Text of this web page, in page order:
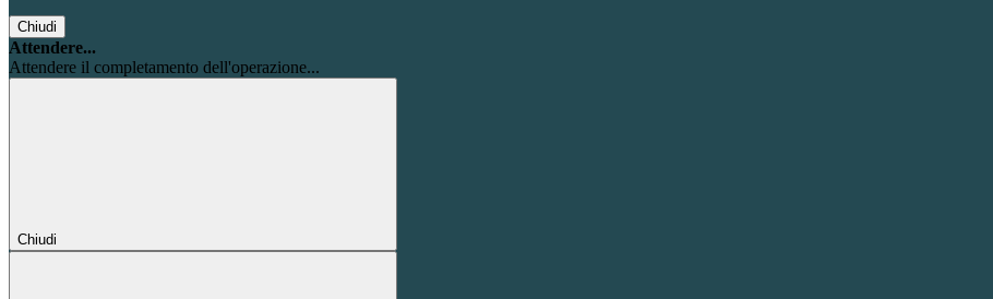
Chiudi
Attendere...
Attendere il completamento dell'operazione...
Chiudi